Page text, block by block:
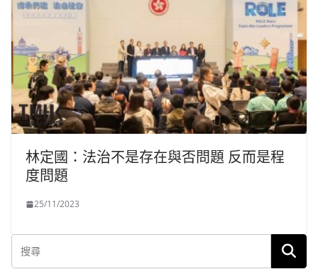
林定國：法治不是存在與否問題 反而是程
度問題
25/11/2023